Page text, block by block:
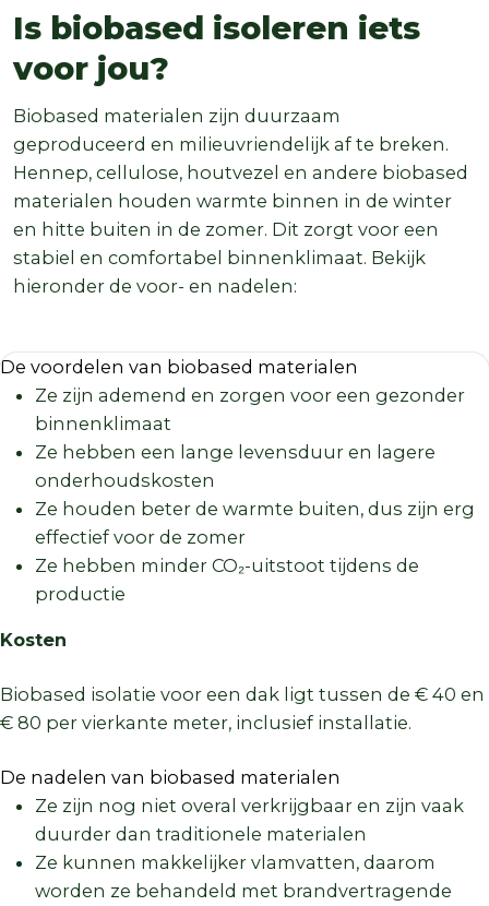
Is biobased isoleren iets
voor jou?
Biobased materialen zijn duurzaam
geproduceerd en milieuvriendelijk af te breken.
Hennep, cellulose, houtvezel en andere biobased
materialen houden warmte binnen in de winter
en hitte buiten in de zomer. Dit zorgt voor een
stabiel en comfortabel binnenklimaat. Bekijk
hieronder de voor- en nadelen:
De voordelen van biobased materialen
Ze zijn ademend en zorgen voor een gezonder
binnenklimaat
Ze hebben een lange levensduur en lagere
onderhoudskosten
Ze houden beter de warmte buiten, dus zijn erg
effectief voor de zomer
Ze hebben minder CO₂-uitstoot tijdens de
productie
Kosten
Biobased isolatie voor een dak ligt tussen de € 40 en
€ 80 per vierkante meter, inclusief installatie.
De nadelen van biobased materialen
Ze zijn nog niet overal verkrijgbaar en zijn vaak
duurder dan traditionele materialen
Ze kunnen makkelijker vlamvatten, daarom
worden ze behandeld met brandvertragende